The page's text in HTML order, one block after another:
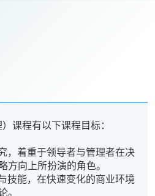
课程有以下课程目标：
，着重于领导者与管理者在决
方向上所扮演的角色。
技能，在快速变化的商业环境
。